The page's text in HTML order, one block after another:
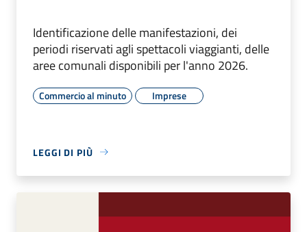
Identificazione delle manifestazioni, dei
periodi riservati agli spettacoli viaggianti, delle
aree comunali disponibili per l'anno 2026.
Commercio al minuto Imprese
LEGGI DI PIÙ